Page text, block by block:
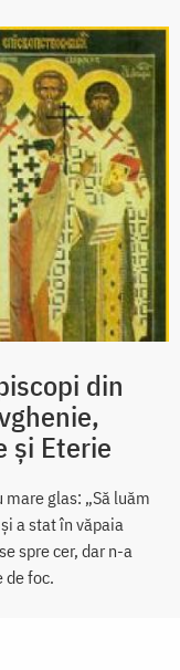
din
și Eterie
glas: „Să luăm
a stat în văpaia
spre cer, dar n-a
de foc.